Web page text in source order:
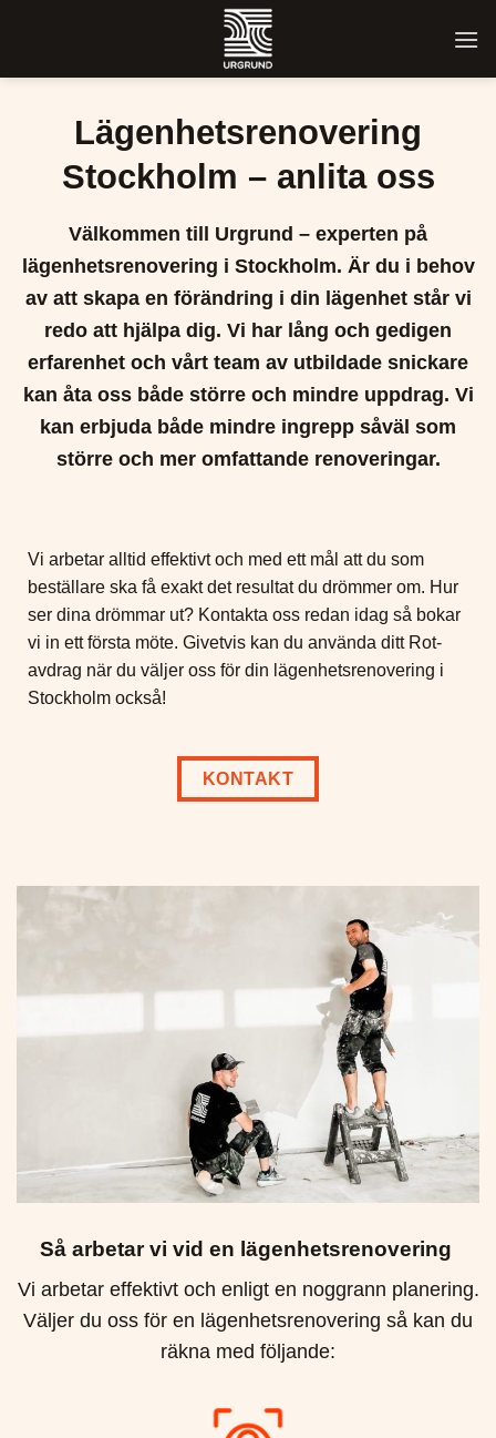
Lägenhetsrenovering
Stockholm – anlita oss
Välkommen till Urgrund – experten på
lägenhetsrenovering i Stockholm. Är du i behov
av att skapa en förändring i din lägenhet står vi
redo att hjälpa dig. Vi har lång och gedigen
erfarenhet och vårt team av utbildade snickare
kan åta oss både större och mindre uppdrag. Vi
kan erbjuda både mindre ingrepp såväl som
större och mer omfattande renoveringar.
Vi arbetar alltid effektivt och med ett mål att du som
beställare ska få exakt det resultat du drömmer om. Hur
ser dina drömmar ut? Kontakta oss redan idag så bokar
vi in ett första möte. Givetvis kan du använda ditt Rot-
avdrag när du väljer oss för din lägenhetsrenovering i
Stockholm också!
KONTAKT
Så arbetar vi vid en lägenhetsrenovering
Vi arbetar effektivt och enligt en noggrann planering.
Väljer du oss för en lägenhetsrenovering så kan du
räkna med följande: